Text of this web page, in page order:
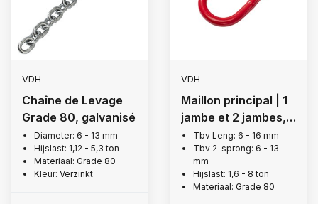
VDH
Chaîne de Levage
Grade 80, galvanisé
Diameter: 6 - 13 mm
Hijslast: 1,12 - 5,3 ton
Materiaal: Grade 80
Kleur: Verzinkt
VDH
Maillon principal | 1
jambe et 2 jambes,
grade 80
Tbv Leng: 6 - 16 mm
Tbv 2-sprong: 6 - 13
mm
Hijslast: 1,6 - 8 ton
Materiaal: Grade 80